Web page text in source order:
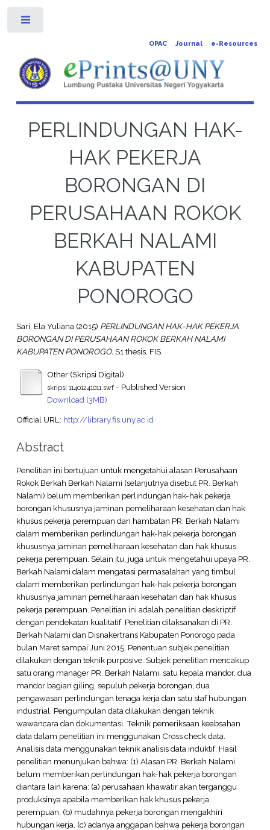
OPAC Journal e-Resources
PERLINDUNGAN HAK-
HAK PEKERJA
BORONGAN DI
PERUSAHAAN ROKOK
BERKAH NALAMI
KABUPATEN
PONOROGO
Sari, Ela Yuliana(2015) PERLINDUNGAN HAK-HAK PEKERJA
BORONGAN DI PERUSAHAAN ROKOK BERKAH NALAMI
KABUPATEN PONOROGO. S1 thesis, FIS.
Other (Skripsi Digital)
skripsi 11401241011.swf- Published Version
Download (3MB)
Official URL: http://library.fis.uny.ac.id
Abstract
Penelitian ini bertujuan untuk mengetahui alasan Perusahaan
Rokok Berkah Berkah Nalami (selanjutnya disebut PR. Berkah
Nalami) belum memberikan perlindungan hak-hak pekerja
borongan khususnya jaminan pemeliharaan kesehatan dan hak
khusus pekerja perempuan dan hambatan PR. Berkah Nalami
dalam memberikan perlindungan hak-hak pekerja borongan
khususnya jaminan pemeliharaan kesehatan dan hak khusus
pekerja perempuan. Selain itu, juga untuk mengetahui upaya PR.
Berkah Nalami dalam mengatasi permasalahan yang timbul
dalam memberikan perlindungan hak-hak pekerja borongan
khususnya jaminan pemeliharaan kesehatan dan hak khusus
pekerja perempuan. Penelitian ini adalah penelitian deskriptif
dengan pendekatan kualitatif. Penelitian dilaksanakan di PR.
Berkah Nalami dan Disnakertrans Kabupaten Ponorogo pada
bulan Maret sampai Juni 2015. Penentuan subjek penelitian
dilakukan dengan teknik purposive. Subjek penelitian mencakup
satu orang manager PR. Berkah Nalami, satu kepala mandor, dua
mandor bagian giling, sepuluh pekerja borongan, dua
pengawasan perlindungan tenaga kerja dan satu staf hubungan
industrial. Pengumpulan data dilakukan dengan teknik
wawancara dan dokumentasi. Teknik pemeriksaan keabsahan
data dalam penelitian ini menggunakan Cross check data.
Analisis data menggunakan teknik analisis data induktif. Hasil
penelitian menunjukan bahwa: (1) Alasan PR. Berkah Nalami
belum memberikan perlindungan hak-hak pekerja borongan
diantara lain karena: (a) perusahaan khawatir akan terganggu
produksinya apabila memberikan hak khusus pekerja
perempuan, (b) mudahnya pekerja borongan mengakhiri
hubungan kerja, (c) adanya anggapan bahwa pekerja borongan